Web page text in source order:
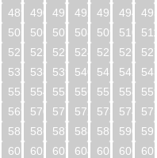
489 490 491 492 493 494
505 506 507 508 509 510
521 522 523 524 525 526
537 538 539 540 541 542
553 554 555 556 557 558
569 570 571 572 573 574
585 586 587 588 589 590
601 602 603 604 605 606